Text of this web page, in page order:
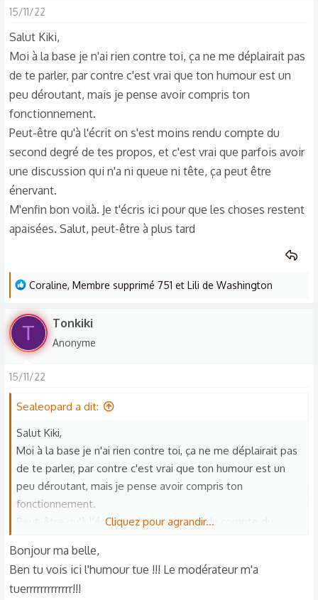
c
i
o
n
s
15/11/22
Salut Kiki,
Moi à la base je n'ai rien contre toi, ça ne me déplairait pas
de te parler, par contre c'est vrai que ton humour est un
peu déroutant, mais je pense avoir compris ton
fonctionnement.
Peut-être qu'à l'écrit on s'est moins rendu compte du
second degré de tes propos, et c'est vrai que parfois avoir
une discussion qui n'a ni queue ni tête, ça peut être
énervant.
M'enfin bon voilà. Je t'écris ici pour que les choses restent
apaisées. Salut, peut-être à plus tard
L
s
é
c
o
n
s
Coraline, Membre supprimé 751 et Lili de Washington
T Tonkiki
Anonyme
15/11/22
Sealeopard a dit:
Salut Kiki,
Moi à la base je n'ai rien contre toi, ça ne me déplairait pas
de te parler, par contre c'est vrai que ton humour est un
peu déroutant, mais je pense avoir compris ton
fonctionnement.
Peut-être qu'à l'écrit on s'est moins rendu compte du
une discussion qui n'a ni queue ni tête, ça peut être
énervant.
M'enfin bon voilà. Je t'écris ici pour que les choses restent
Cliquez pour agrandir...
Bonjour ma belle,
Ben tu vois ici l'humour tue !!! Le modérateur m'a
tuerrrrrrrrrrrrr!!!